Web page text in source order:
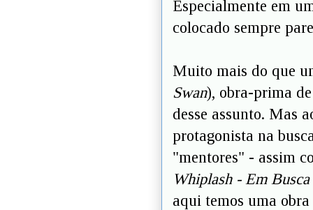
Especialmente em
colocado sempre
Muito mais do que
Swan), obra-prima
desse assunto. Mas
protagonista na
"mentores" - assim
Whiplash - Em
aqui temos uma